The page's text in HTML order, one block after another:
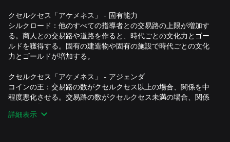
クセルクセス「アケメネス」 - 固有能力
シルクロード：他のすべての指導者との交易路の上限が増加す
る。商人との交易路や道路を作ると、時代ごとの文化力とゴー
ルドを獲得する。固有の建造物や固有の施設で時代ごとの文化
力とゴールドが増加する。
クセルクセス「アケメネス」 - アジェンダ
コインの王：交易路の数がクセルクセス以上の場合、関係を中
程度悪化させる。交易路の数がクセルクセス未満の場合、関係
をやや改善させる。
詳細表示